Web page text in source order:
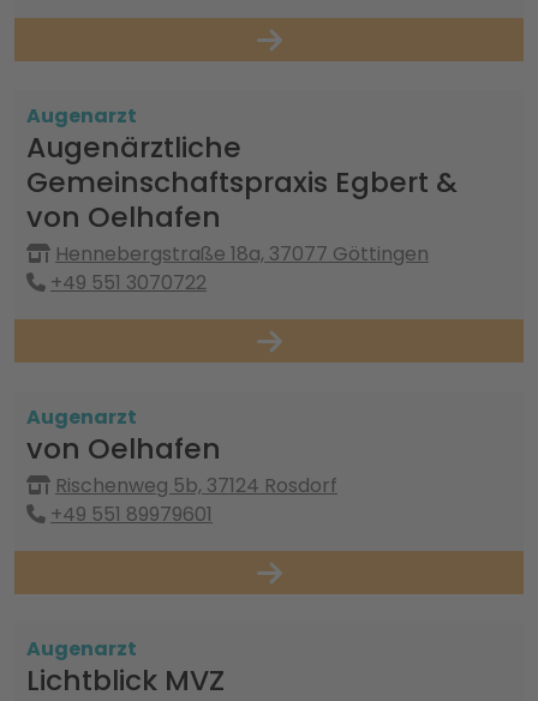
Augenarzt
Augenärztliche
Gemeinschaftspraxis Egbert &
von Oelhafen
Hennebergstraße 18a, 37077 Göttingen
+49 551 3070722
Augenarzt
von Oelhafen
Rischenweg 5b, 37124 Rosdorf
+49 551 89979601
Augenarzt
Lichtblick MVZ